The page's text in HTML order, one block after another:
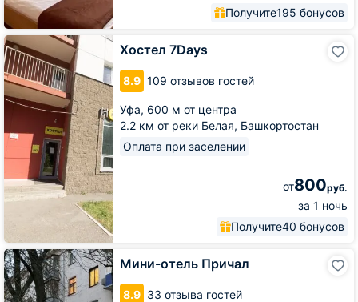
Получите195 бонусов
Хостел 7Days
8.9 109 отзывов гостей
Уфа, 600 м от центра
2.2 км от реки Белая, Башкортостан
Оплата при заселении
от800руб.
за 1 ночь
Получите40 бонусов
Хостел
7Days
Мини-отель Причал
8.9 33 отзыва гостей
Мини-
отель
Причал